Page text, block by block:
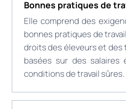
Bonnes pratiques de
Elle comprend des
bonnes pratiques de
droits des éleveurs et des
basées sur des salaires
conditions de travail sûres.